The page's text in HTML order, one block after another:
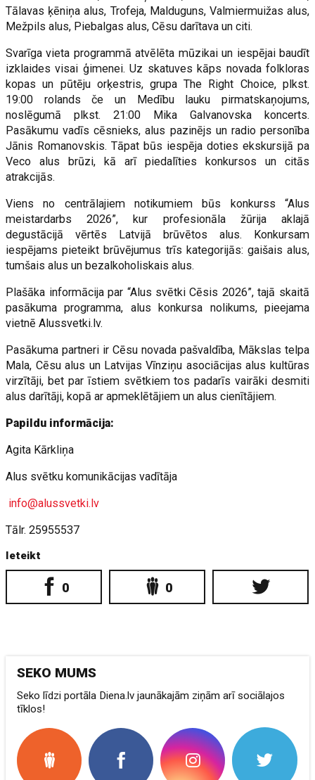
Tālavas ķēniņa alus, Trofeja, Malduguns, Valmiermuižas alus,
Mežpils alus, Piebalgas alus, Cēsu darītava un citi.
Svarīga vieta programmā atvēlēta mūzikai un iespējai baudīt
izklaides visai ģimenei. Uz skatuves kāps novada folkloras
kopas un pūtēju orķestris, grupa The Right Choice, plkst.
19:00 rolands če un Medību lauku pirmatskaņojums,
noslēgumā plkst. 21:00 Mika Galvanovska koncerts.
Pasākumu vadīs cēsnieks, alus pazinējs un radio personība
Jānis Romanovskis. Tāpat būs iespēja doties ekskursijā pa
Veco alus brūzi, kā arī piedalīties konkursos un citās
atrakcijās.
Viens no centrālajiem notikumiem būs konkurss “Alus
meistardarbs 2026”, kur profesionāla žūrija aklajā
degustācijā vērtēs Latvijā brūvētos alus. Konkursam
iespējams pieteikt brūvējumus trīs kategorijās: gaišais alus,
tumšais alus un bezalkoholiskais alus.
Plašāka informācija par “Alus svētki Cēsis 2026”, tajā skaitā
pasākuma programma, alus konkursa nolikums, pieejama
vietnē Alussvetki.lv.
Pasākuma partneri ir Cēsu novada pašvaldība, Mākslas telpa
Mala, Cēsu alus un Latvijas Vīnziņu asociācijas alus kultūras
virzītāji, bet par īstiem svētkiem tos padarīs vairāki desmiti
alus darītāji, kopā ar apmeklētājiem un alus cienītājiem.
Papildu informācija:
Agita Kārkliņa
Alus svētku komunikācijas vadītāja
info@alussvetki.lv
Tālr. 25955537
Ieteikt
0 0
SEKO MUMS
Seko līdzi portāla Diena.lv jaunākajām ziņām arī sociālajos
tīklos!